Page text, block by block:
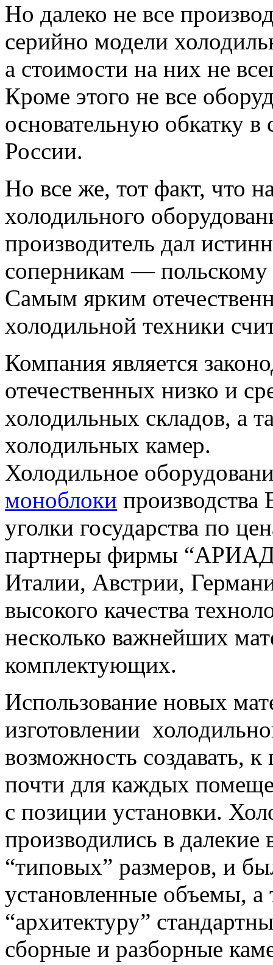
Но далеко не все
серийно модели
а стоимости на них не
Кроме этого не все
основательную обкатку в
России.
Но все же, тот факт, что
холодильного
производитель дал
соперникам — польскому
Самым ярким
холодильной техники
Компания является
отечественных низко и
холодильных складов, а
холодильных камер.
Холодильное
моноблоки производства
уголки государства по
партнеры фирмы
Италии, Австрии,
высокого качества
несколько важнейших
комплектующих.
Использование новых
изготовлении
возможность создавать,
почти для каждых
с позиции установки.
производились в далекие
“типовых” размеров, и
установленные объемы,
“архитектуру”
сборные и разборные